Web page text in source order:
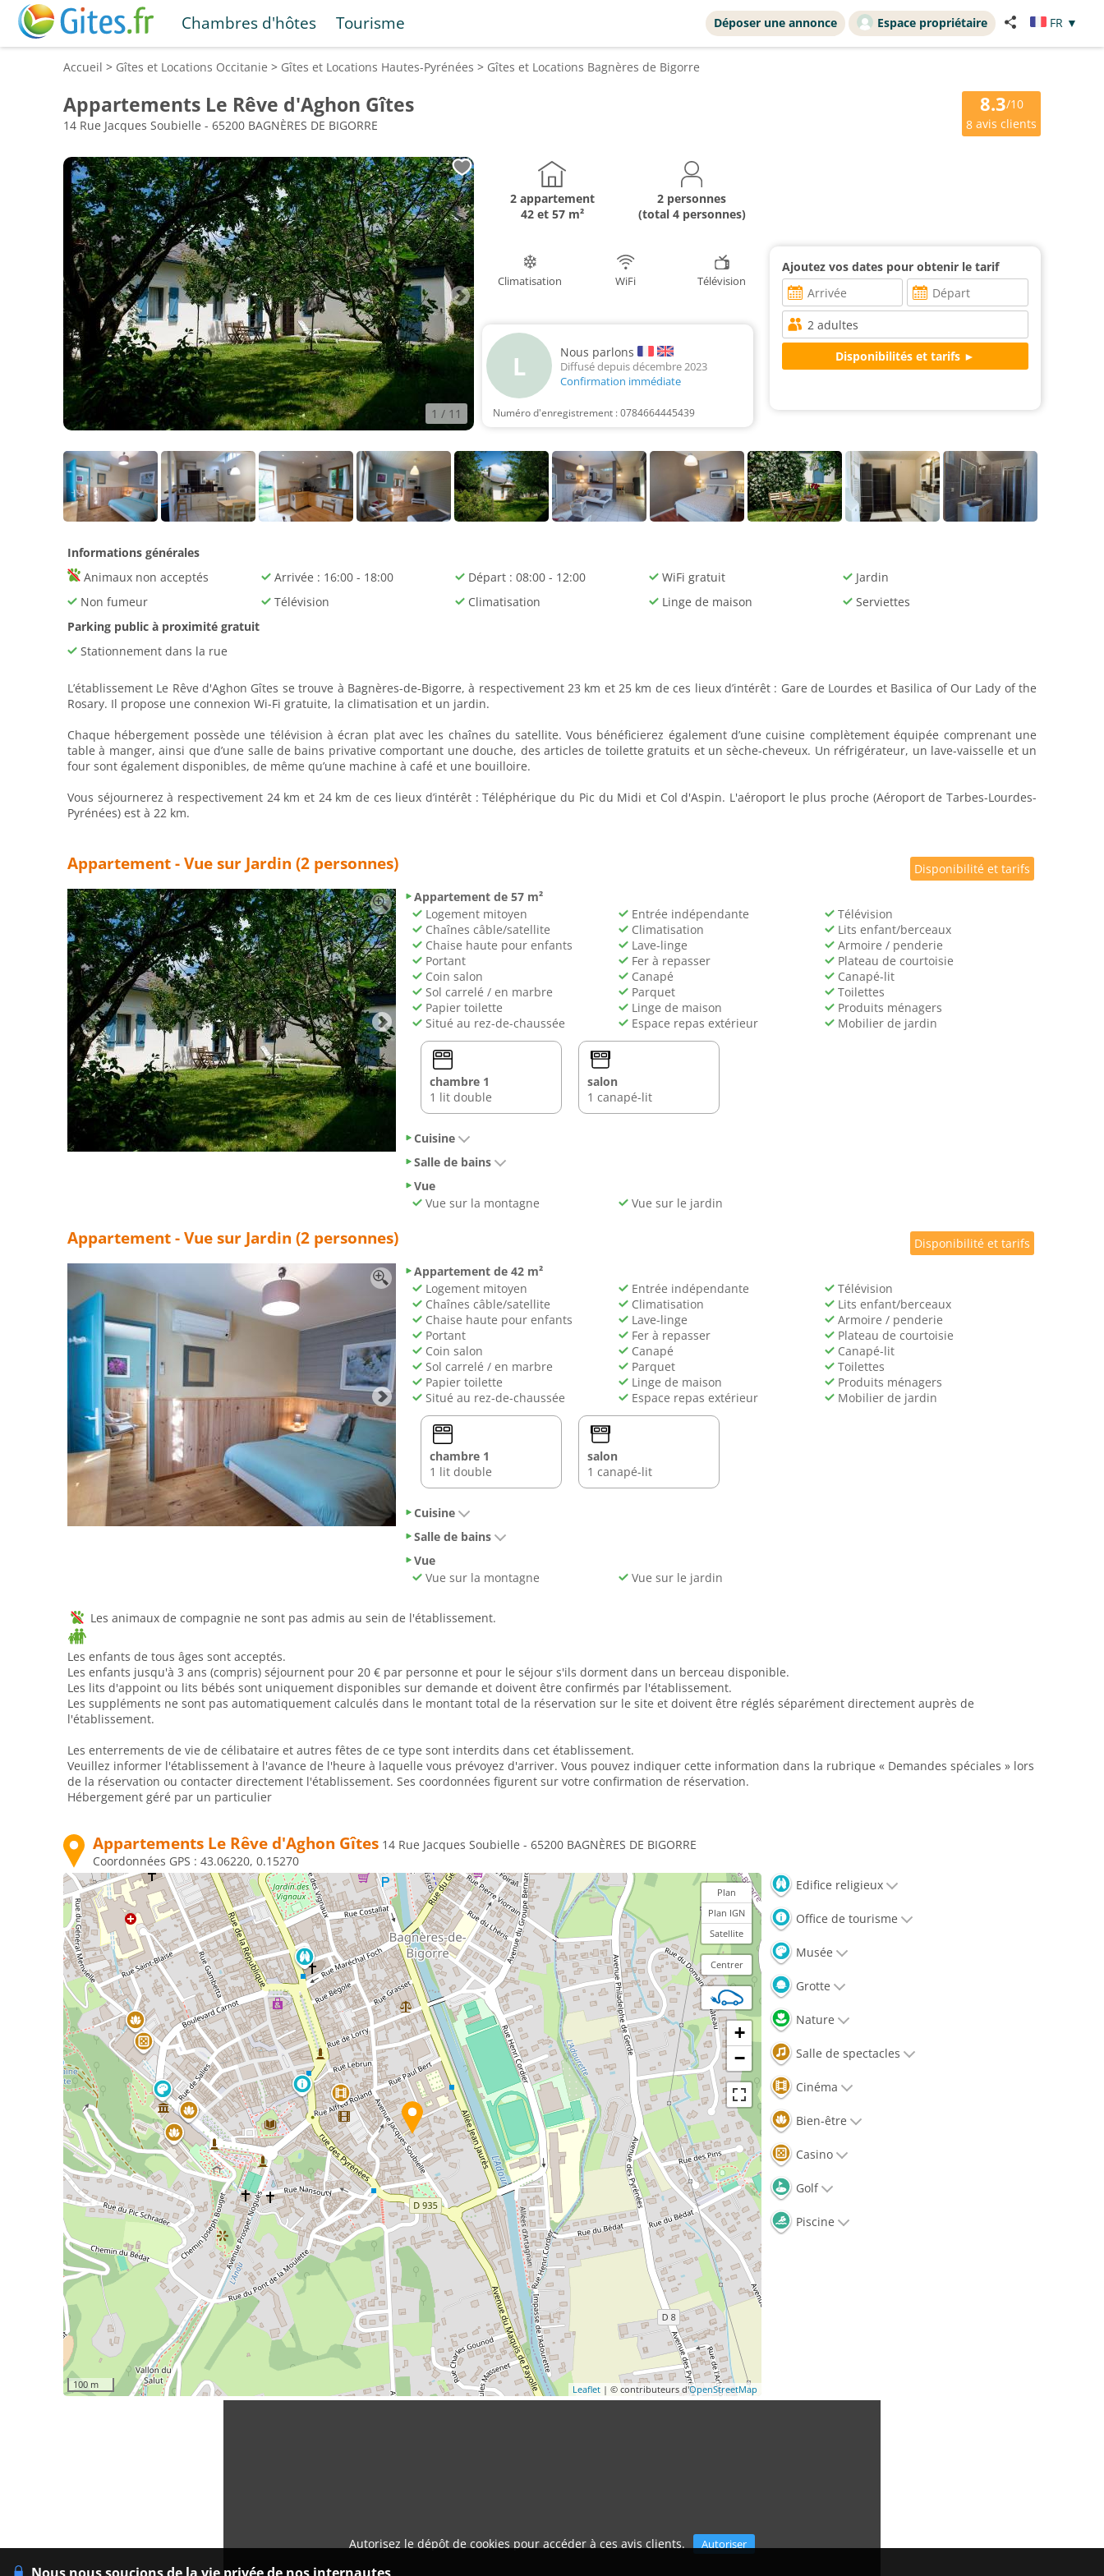
Chambres d'hôtes Tourisme Déposer une annonce Espace propriétaire FR ▼
Accueil > Gîtes et Locations Occitanie > Gîtes et Locations Hautes-Pyrénées > Gîtes et Locations Bagnères de Bigorre
8.3/10
8 avis clients
Appartements Le Rêve d'Aghon Gîtes
14 Rue Jacques Soubielle - 65200 BAGNÈRES DE BIGORRE
1 / 11
2 appartement
42 et 57 m²
2 personnes
(total 4 personnes)
Climatisation WiFi Télévision
Ajoutez vos dates pour obtenir le tarif
L Nous parlons
Diffusé depuis décembre 2023
Confirmation immédiate
Numéro d'enregistrement : 0784664445439
Informations générales
Animaux non acceptés
Arrivée : 16:00 - 18:00 Départ : 08:00 - 12:00 WiFi gratuit
Jardin
Non fumeur
Télévision Climatisation Linge de maison
Serviettes
Parking public à proximité gratuit
Stationnement dans la rue
L’établissement Le Rêve d'Aghon Gîtes se trouve à Bagnères-de-Bigorre, à respectivement 23 km et 25 km de ces lieux d’intérêt : Gare de Lourdes et Basilica of Our Lady of the
Rosary. Il propose une connexion Wi-Fi gratuite, la climatisation et un jardin.
Chaque hébergement possède une télévision à écran plat avec les chaînes du satellite. Vous bénéficierez également d’une cuisine complètement équipée comprenant une
table à manger, ainsi que d’une salle de bains privative comportant une douche, des articles de toilette gratuits et un sèche-cheveux. Un réfrigérateur, un lave-vaisselle et un
four sont également disponibles, de même qu’une machine à café et une bouilloire.
Vous séjournerez à respectivement 24 km et 24 km de ces lieux d’intérêt : Téléphérique du Pic du Midi et Col d'Aspin. L'aéroport le plus proche (Aéroport de Tarbes-Lourdes-
Pyrénées) est à 22 km.
Appartement - Vue sur Jardin (2 personnes)
Appartement de 57 m²
Logement mitoyen
Entrée indépendante
Télévision
Chaînes câble/satellite
Climatisation
Lits enfant/berceaux
Chaise haute pour enfants
Lave-linge
Armoire / penderie
Portant
Fer à repasser
Plateau de courtoisie
Coin salon
Canapé
Canapé-lit
Sol carrelé / en marbre
Parquet
Toilettes
Papier toilette
Linge de maison
Produits ménagers
Situé au rez-de-chaussée
Espace repas extérieur Mobilier de jardin
chambre 1
1 lit double
salon
1 canapé-lit
Cuisine
Salle de bains
Vue
Vue sur la montagne
Vue sur le jardin
Disponibilité et tarifs
Appartement - Vue sur Jardin (2 personnes)
Appartement de 42 m²
Logement mitoyen
Entrée indépendante
Télévision
Chaînes câble/satellite
Climatisation
Lits enfant/berceaux
Chaise haute pour enfants
Lave-linge
Armoire / penderie
Portant
Fer à repasser
Plateau de courtoisie
Coin salon
Canapé
Canapé-lit
Sol carrelé / en marbre
Parquet
Toilettes
Papier toilette
Linge de maison
Produits ménagers
Situé au rez-de-chaussée
Espace repas extérieur Mobilier de jardin
chambre 1
1 lit double
salon
1 canapé-lit
Cuisine
Salle de bains
Vue
Vue sur la montagne
Vue sur le jardin
Disponibilité et tarifs
Les animaux de compagnie ne sont pas admis au sein de l'établissement.
Les enfants de tous âges sont acceptés.
Les enfants jusqu'à 3 ans (compris) séjournent pour 20 € par personne et pour le séjour s'ils dorment dans un berceau disponible.
Les lits d'appoint ou lits bébés sont uniquement disponibles sur demande et doivent être confirmés par l'établissement.
Les suppléments ne sont pas automatiquement calculés dans le montant total de la réservation sur le site et doivent être réglés séparément directement auprès de
l'établissement.
Les enterrements de vie de célibataire et autres fêtes de ce type sont interdits dans cet établissement.
Veuillez informer l'établissement à l'avance de l'heure à laquelle vous prévoyez d'arriver. Vous pouvez indiquer cette information dans la rubrique « Demandes spéciales » lors
de la réservation ou contacter directement l'établissement. Ses coordonnées figurent sur votre confirmation de réservation.
Hébergement géré par un particulier
Appartements Le Rêve d'Aghon Gîtes 14 Rue Jacques Soubielle - 65200 BAGNÈRES DE BIGORRE
Coordonnées GPS : 43.06220, 0.15270
Plan
Plan IGN
Satellite
Centrer
+
−
100 m Leaflet | © contributeurs d'OpenStreetMap
Edifice religieux
Office de tourisme
Musée
Grotte
Nature
Salle de spectacles
Cinéma
Bien-être
Casino
Golf
Piscine
Autorisez le dépôt de cookies pour accéder à ces avis clients. Autoriser